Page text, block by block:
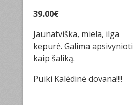
39.00€
Jaunatviška, miela, ilga
kepurė. Galima apsivynioti
kaip šaliką.
Puiki Kalėdinė dovana!!!!